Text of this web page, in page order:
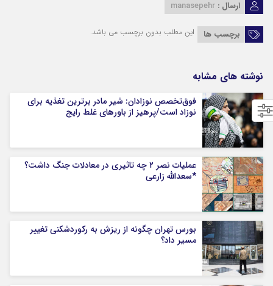
ارسال : manasepehr
برچسب ها این مطلب بدون برچسب می باشد.
نوشته های مشابه
فوق‌تخصص نوزادان: شیر مادر برترین تغذیه برای
نوزاد است/پرهیز از باورهای غلط رایج
عملیات نصر ۲ چه تاثیری در معادلات جنگ داشت؟
*سعدالله زارعی
بورس تهران چگونه از ریزش به رکوردشکنی تغییر
مسیر داد؟